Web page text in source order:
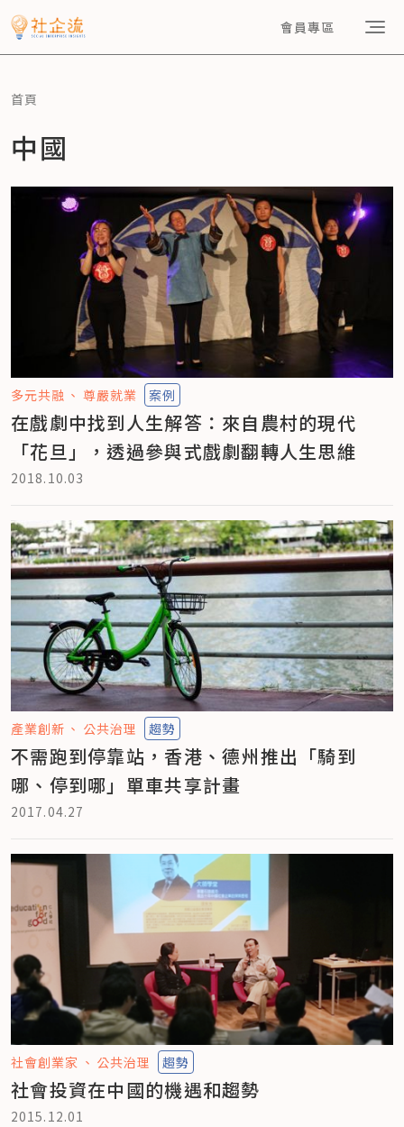
會員專區
首頁
中國
多元共融 尊嚴就業 案例
在戲劇中找到人生解答：來自農村的現代
「花旦」，透過參與式戲劇翻轉人生思維
2018.10.03
產業創新 公共治理 趨勢
不需跑到停靠站，香港、德州推出「騎到
哪、停到哪」單車共享計畫
2017.04.27
社會創業家 公共治理 趨勢
社會投資在中國的機遇和趨勢
2015.12.01